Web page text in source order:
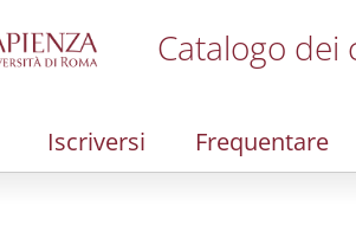
Catalogo dei
Iscriversi Frequentare